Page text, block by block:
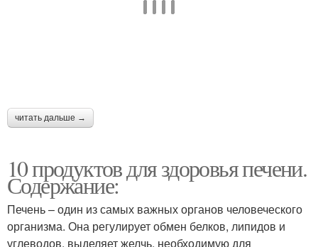
читать дальше →
10 продуктов для здоровья печени.
Содержание:
Печень – один из самых важных органов человеческого
организма. Она регулирует обмен белков, липидов и
углеводов, выделяет желчь, необходимую для